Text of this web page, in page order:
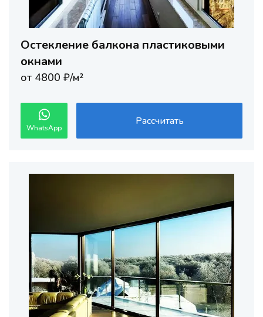
Остекление балкона пластиковыми
окнами
от 4800 ₽/м²
WhatsApp
Рассчитать